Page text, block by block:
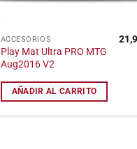
ACCESORIOS
Play Mat Ultra PRO MTG
Aug2016 V2
AÑADIR AL CARRITO